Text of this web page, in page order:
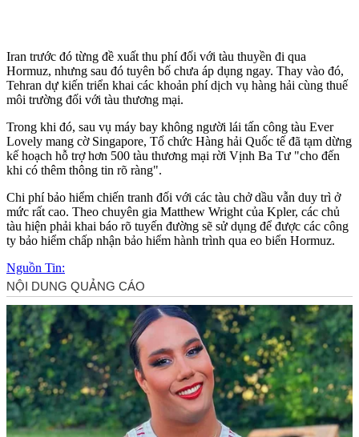
Iran trước đó từng đề xuất thu phí đối với tàu thuyền đi qua
Hormuz, nhưng sau đó tuyên bố chưa áp dụng ngay. Thay vào đó,
Tehran dự kiến triển khai các khoản phí dịch vụ hàng hải cùng thuế
môi trường đối với tàu thương mại.
Trong khi đó, sau vụ máy bay không người lái tấn công tàu Ever
Lovely mang cờ Singapore, Tổ chức Hàng hải Quốc tế đã tạm dừng
kế hoạch hỗ trợ hơn 500 tàu thương mại rời Vịnh Ba Tư "cho đến
khi có thêm thông tin rõ ràng".
Chi phí bảo hiểm chiến tranh đối với các tàu chở dầu vẫn duy trì ở
mức rất cao. Theo chuyên gia Matthew Wright của Kpler, các chủ
tàu hiện phải khai báo rõ tuyến đường sẽ sử dụng để được các công
ty bảo hiểm chấp nhận bảo hiểm hành trình qua eo biển Hormuz.
Nguồn Tin: